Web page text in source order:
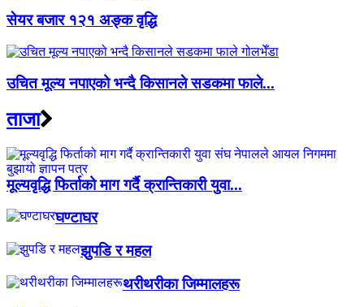
सेयर बजार १२१ अङ्क वृद्धि
उचित मूल्य नपाएको भन्दै किसानले सडकमा फाले...
ताजा
मूल्यवृद्धि फिर्ताको माग गर्दै क्रान्तिकारी युवा...
घण्टाघर
झुपडि र महल
थरीथरीका जिम्मालहरू